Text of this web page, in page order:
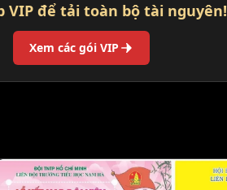
VIP để tải toàn bộ tài nguyên!
Xem các gói VIP